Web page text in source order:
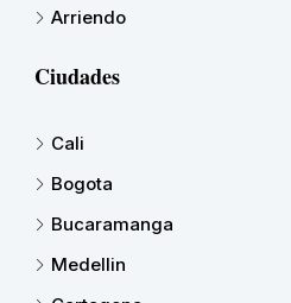
Arriendo
Ciudades
Cali
Bogota
Bucaramanga
Medellin